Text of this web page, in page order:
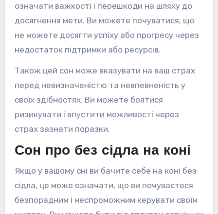
означати важкості і перешкоди на шляху до
досягнення мети. Ви можете почуватися, що
не можете досягти успіху або прогресу через
недостаток підтримки або ресурсів.
Також цей сон може вказувати на ваш страх
перед невизначеністю та невпевненість у
своїх здібностях. Ви можете боятися
ризикувати і впустити можливості через
страх зазнати поразки.
Сон про без сідла на коні
Якщо у вашому сні ви бачите себе на коні без
сідла, це може означати, що ви почуваєтеся
безпорадним і неспроможним керувати своїм